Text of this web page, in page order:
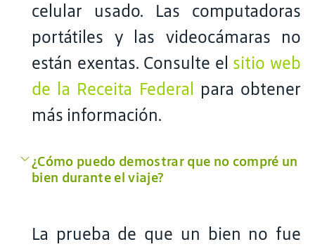
celular usado. Las computadoras
portátiles y las videocámaras no
están exentas. Consulte el sitio web
de la Receita Federal
para obtener
más información.
¿Cómo puedo demostrar que no compré un
bien durante el viaje?
La prueba de que un bien no fue